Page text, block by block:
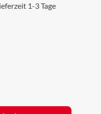
1-3 Tage
gewünschten